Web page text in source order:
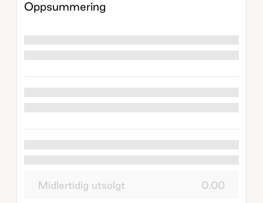
Oppsummering
Midlertidig utsolgt 0.00